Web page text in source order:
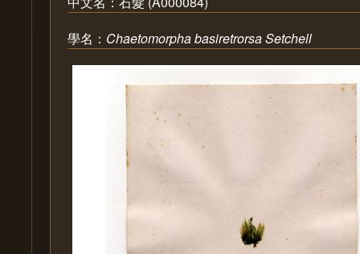
學名： Chaetomorpha basiretrorsa Setchell